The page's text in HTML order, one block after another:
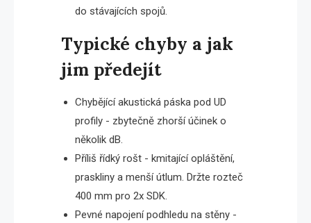
do stávajících spojů.
Typické chyby a jak
jim předejít
Chybějící akustická páska pod UD
profily - zbytečně zhorší účinek o
několik dB.
Příliš řídký rošt - kmitající opláštění,
praskliny a menší útlum. Držte rozteč
400 mm pro 2x SDK.
Pevné napojení podhledu na stěny -